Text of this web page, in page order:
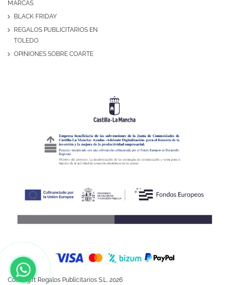
MARCAS
BLACK FRIDAY
REGALOS PUBLICITARIOS EN
TOLEDO
OPINIONES SOBRE COARTE
Coartegift Regalos Publicitarios S.L. 2026